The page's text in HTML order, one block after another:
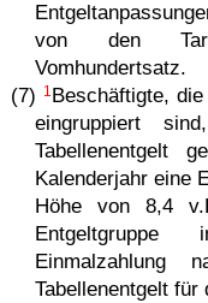
von den
Vomhundertsatz.
(7)
1 Beschäftigte,
eingruppiert
Tabellenentgelt
Kalenderjahr eine
Höhe von 8,4
Tabellenentgelt für